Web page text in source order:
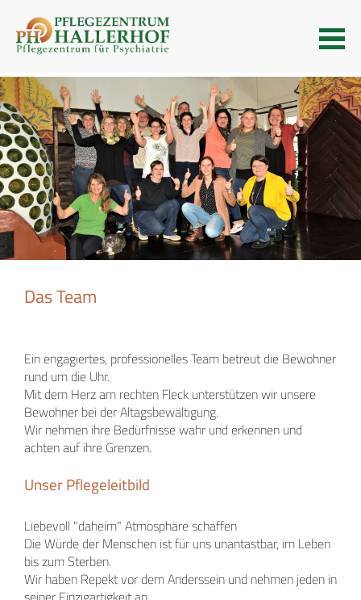
Menu
Das Team
Ein engagiertes, professionelles Team betreut die Bewohner
rund um die Uhr.
Mit dem Herz am rechten Fleck unterstützen wir unsere
Bewohner bei der Altagsbewältigung.
Wir nehmen ihre Bedürfnisse wahr und erkennen und
achten auf ihre Grenzen.
Unser Pflegeleitbild
Liebevoll "daheim" Atmosphäre schaffen
Die Würde der Menschen ist für uns unantastbar, im Leben
bis zum Sterben.
Wir haben Repekt vor dem Anderssein und nehmen jeden in